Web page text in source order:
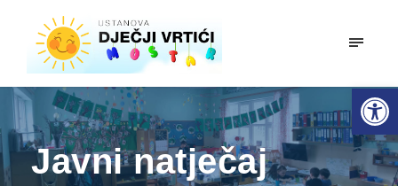
Open toolbar
Javni natječaj